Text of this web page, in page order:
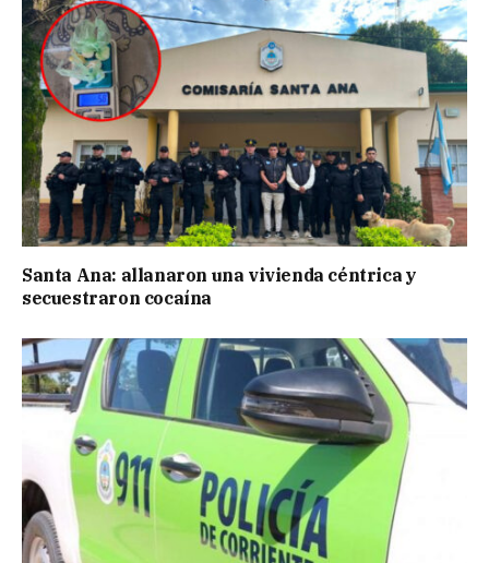
Santa Ana: allanaron una vivienda céntrica y
secuestraron cocaína